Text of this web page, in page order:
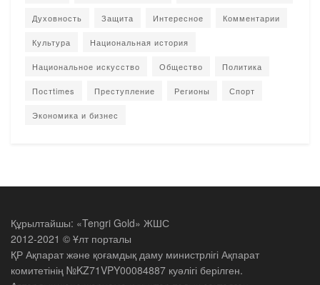
Духовность Защита Интересное Комментарии
Культура Национальная история
Национальное искусство Общество Политика
Постtimes Преступление Регионы Спорт
Экономика и бизнес
Құрылтайшы: «Tengri Gold» ЖШС
2012-2021 © Ұлт порталы
ҚР Ақпарат және қоғамдық даму министрлігі Ақпарат
комитетінің №KZ71VPY00084887 куәлігі берілген.